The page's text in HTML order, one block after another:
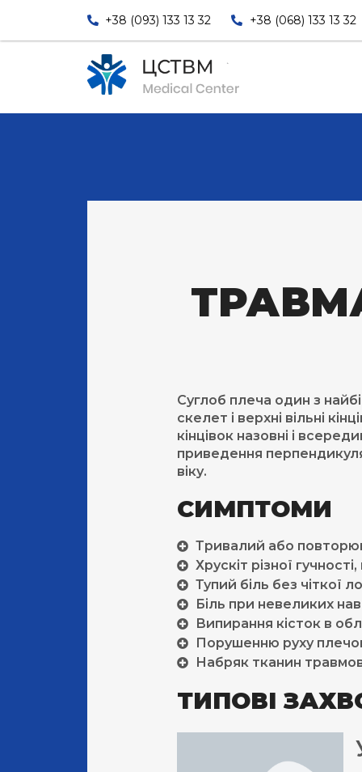
+38 (093) 133 13 32 +38 (068) 133 13 32
Суглоб плеча один з
скелет і верхні вільні
кінцівок назовні і
приведення
віку.
СИМПТОМИ
Тривалий або
Хрускіт різної
Тупий біль без чіткої
Біль при невеликих
Випирання кісток в
Порушенню руху
Набряк тканин
ТИПОВІ